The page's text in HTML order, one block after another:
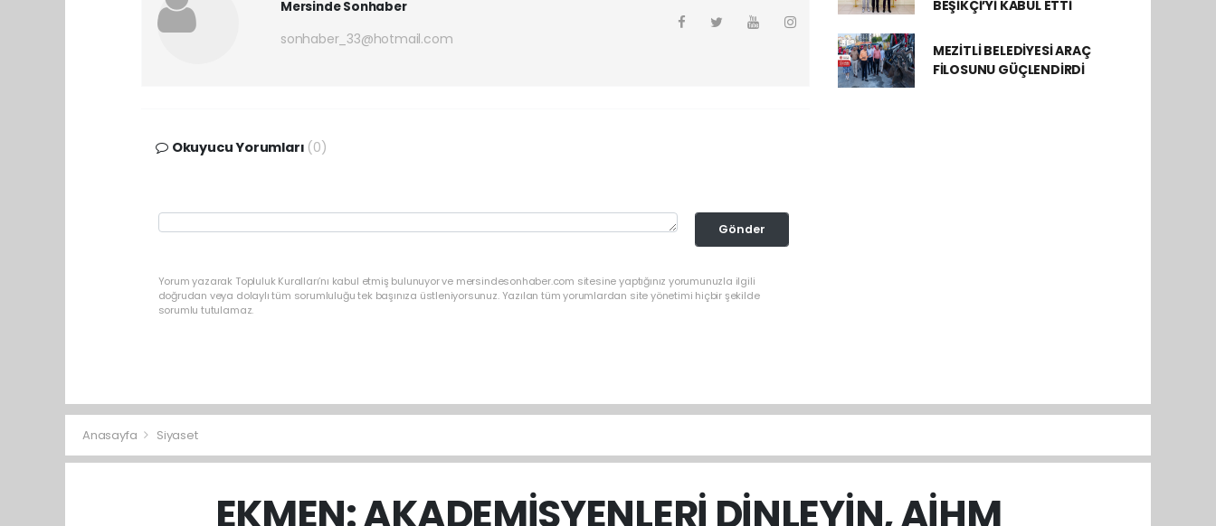
Mersinde Sonhaber
sonhaber_33@hotmail.com
Okuyucu Yorumları (0)
Gönder
Yorum yazarak Topluluk Kuralları’nı kabul etmiş bulunuyor ve mersindesonhaber.com sitesine yaptığınız yorumunuzla ilgili
doğrudan veya dolaylı tüm sorumluluğu tek başınıza üstleniyorsunuz. Yazılan tüm yorumlardan site yönetimi hiçbir şekilde
sorumlu tutulamaz.
BEŞİKÇİ’Yİ KABUL ETTİ
MEZİTLİ BELEDİYESİ ARAÇ
FİLOSUNU GÜÇLENDİRDİ
Anasayfa Siyaset
EKMEN: AKADEMİSYENLERİ DİNLEYİN, AİHM